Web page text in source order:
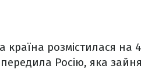
розмістилася на
Росію, яка